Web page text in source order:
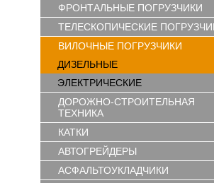
ФРОНТАЛЬНЫЕ ПОГРУЗЧИКИ
ТЕЛЕСКОПИЧЕСКИЕ
ВИЛОЧНЫЕ ПОГРУЗЧИКИ
ДИЗЕЛЬНЫЕ
ЭЛЕКТРИЧЕСКИЕ
ДОРОЖНО-СТРОИТЕЛЬНАЯ
ТЕХНИКА
КАТКИ
АВТОГРЕЙДЕРЫ
АСФАЛЬТОУКЛАДЧИКИ